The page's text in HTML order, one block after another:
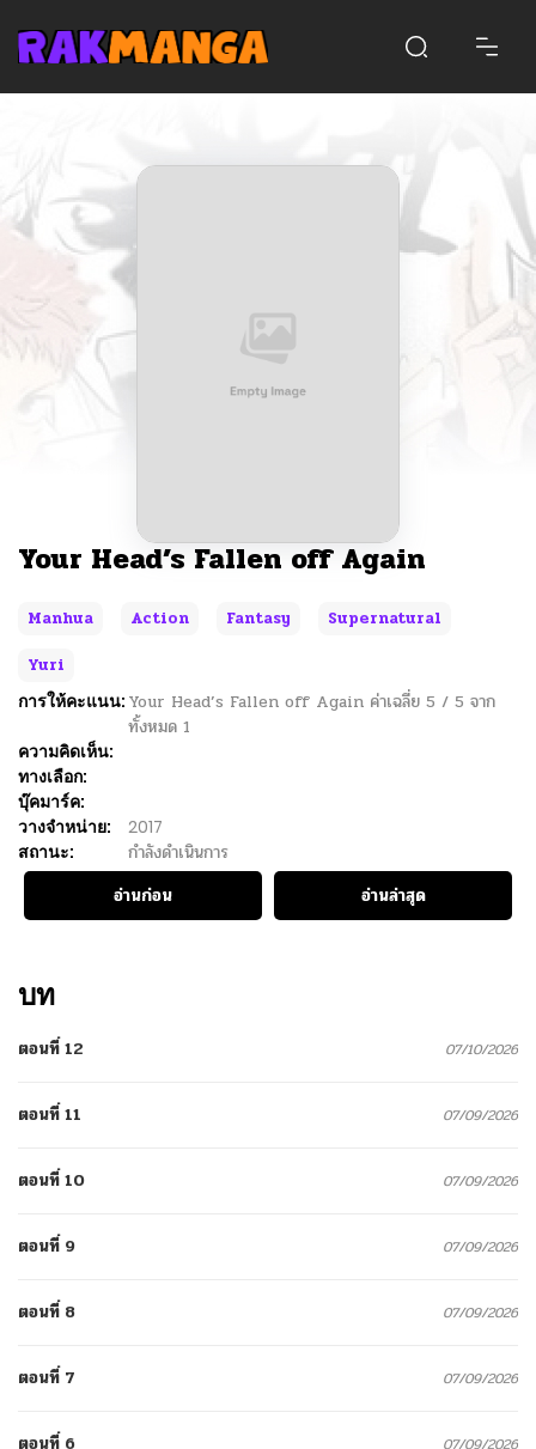
Your Head’s Fallen off Again
Manhua Action Fantasy
Supernatural
Yuri
การให้คะแนน: Your Head’s Fallen off Again ค่าเฉลี่ย 5 / 5 จาก
ทั้งหมด 1
ความคิดเห็น:
ทางเลือก:
บุ๊คมาร์ค:
วางจำหน่าย:
2017
สถานะ:
กำลังดำเนินการ
อ่านก่อน
อ่านล่าสุด
บท
ตอนที่ 12 07/10/2026
ตอนที่ 11 07/09/2026
ตอนที่ 10 07/09/2026
ตอนที่ 9 07/09/2026
ตอนที่ 8 07/09/2026
ตอนที่ 7 07/09/2026
ตอนที่ 6 07/09/2026